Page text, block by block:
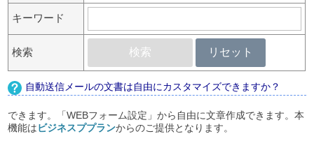
キーワード
検索 検索 リセット
自動送信メールの文書は自由にカスタマイズできますか？
できます。「WEBフォーム設定」から自由に文章作成できます。本
機能はビジネスププランからのご提供となります。